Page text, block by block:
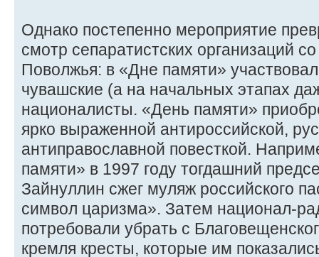
Однако постепенно мероприятие
смотр сепаратистских организаций
Поволжья: в «Дне памяти»
чувашские (а на начальных этапах
националисты. «День памяти»
ярко выраженной антироссийской,
антиправославной повесткой.
памяти» в 1997 году тогдашний
Зайнуллин сжег муляж российского
символ царизма». Затем национал-
потребовали убрать с
кремля кресты, которые им